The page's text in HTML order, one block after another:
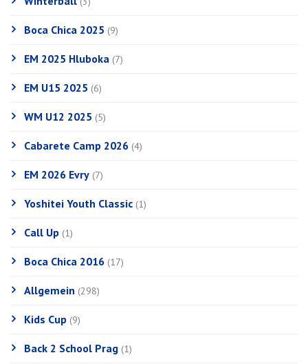
Boca Chica 2025 (9)
EM 2025 Hluboka (7)
EM U15 2025 (6)
WM U12 2025 (5)
Cabarete Camp 2026 (4)
EM 2026 Evry (7)
Yoshitei Youth Classic (1)
Call Up (1)
Boca Chica 2016 (17)
Allgemein (298)
Kids Cup (9)
Back 2 School Prag (1)